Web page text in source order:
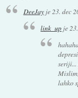
DeeJayje23. dec
link_up je
lahko